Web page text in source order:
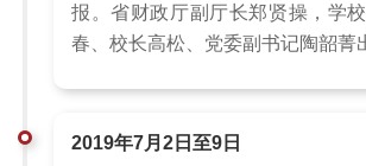
报。省财政厅副厅长郑贤操，学
春、校长高松、党委副书记陶韶菁
2019年7月2日至9日